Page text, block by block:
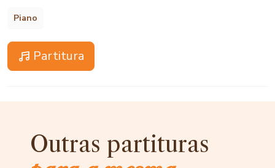
Piano
Partitura
Outras partituras